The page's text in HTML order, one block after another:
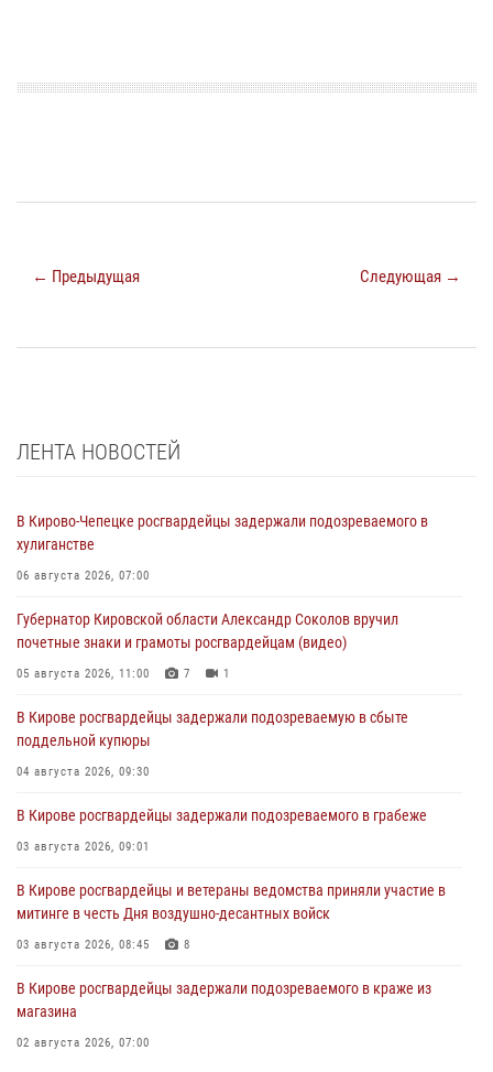
← Предыдущая Следующая →
ЛЕНТА НОВОСТЕЙ
В Кирово-Чепецке росгвардейцы задержали подозреваемого в
хулиганстве
06 августа 2026, 07:00
Губернатор Кировской области Александр Соколов вручил
почетные знаки и грамоты росгвардейцам (видео)
05 августа 2026, 11:00 7 1
В Кирове росгвардейцы задержали подозреваемую в сбыте
поддельной купюры
04 августа 2026, 09:30
В Кирове росгвардейцы задержали подозреваемого в грабеже
03 августа 2026, 09:01
В Кирове росгвардейцы и ветераны ведомства приняли участие в
митинге в честь Дня воздушно-десантных войск
03 августа 2026, 08:45 8
В Кирове росгвардейцы задержали подозреваемого в краже из
магазина
02 августа 2026, 07:00